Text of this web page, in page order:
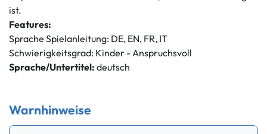
ist.
Features:
Sprache Spielanleitung: DE, EN, FR, IT
Schwierigkeitsgrad: Kinder - Anspruchsvoll
Sprache/Untertitel: deutsch
Warnhinweise